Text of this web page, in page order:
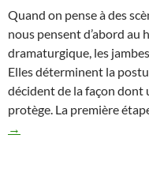
Quand on pense à des
nous pensent d’abord au
dramaturgique, les
Elles déterminent la
décident de la façon dont
protège. La première
→